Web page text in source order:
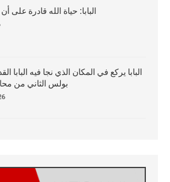
البابا: حياة الله قادرة على أن
البابا يركع في المكان الذي نجا فيه البابا
بولس الثاني من